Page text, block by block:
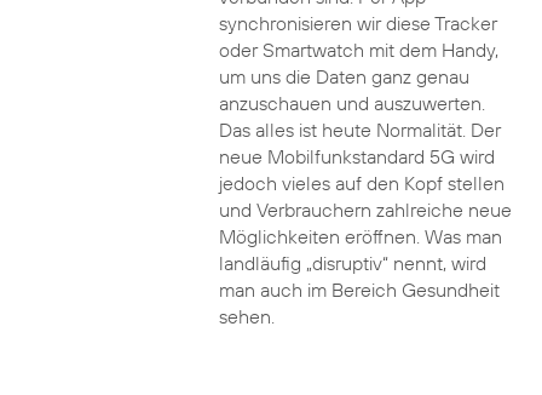
synchronisieren wir diese Tracker
oder Smartwatch mit dem Handy,
um uns die Daten ganz genau
anzuschauen und auszuwerten.
Das alles ist heute Normalität. Der
neue Mobilfunkstandard 5G wird
jedoch vieles auf den Kopf stellen
und Verbrauchern zahlreiche neue
Möglichkeiten eröffnen. Was man
landläufig „disruptiv“ nennt, wird
man auch im Bereich Gesundheit
sehen.